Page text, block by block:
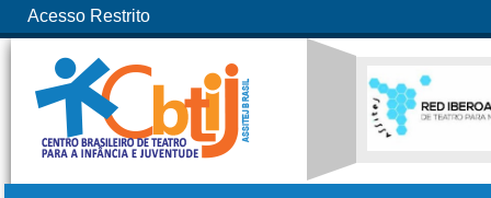
Acesso Restrito